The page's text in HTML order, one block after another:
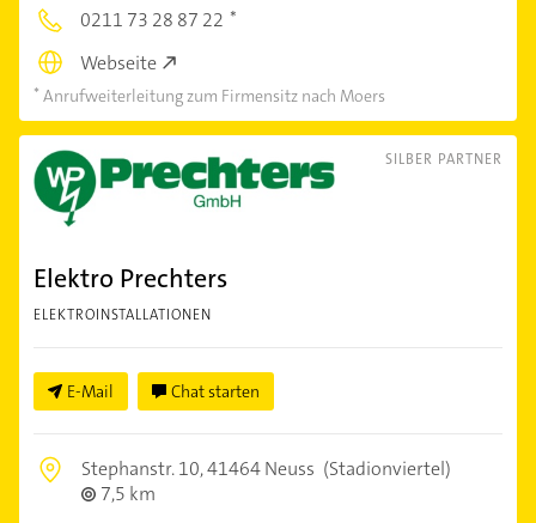
0211 73 28 87 22
Webseite
Anrufweiterleitung zum Firmensitz nach Moers
SILBER PARTNER
Elektro Prechters
ELEKTROINSTALLATIONEN
E-Mail Chat starten
Stephanstr. 10,41464 Neuss (Stadionviertel)
7,5 km